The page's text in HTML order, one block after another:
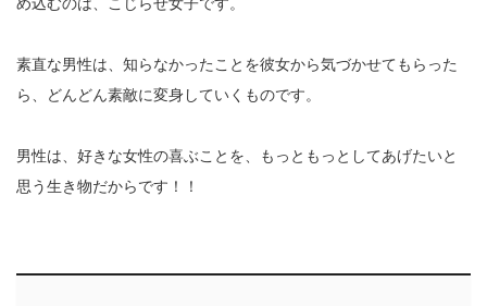
め込むのは、こじらせ女子です。
素直な男性は、知らなかったことを彼女から気づかせてもらった
ら、どんどん素敵に変身していくものです。
男性は、好きな女性の喜ぶことを、もっともっとしてあげたいと
思う生き物だからです！！